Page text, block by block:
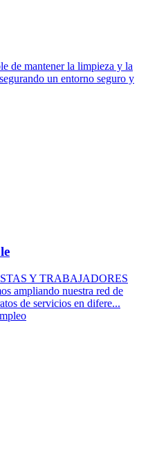
de mantener la limpieza y la
un entorno seguro y
Y TRABAJADORES
ampliando nuestra red de
de servicios en difere...